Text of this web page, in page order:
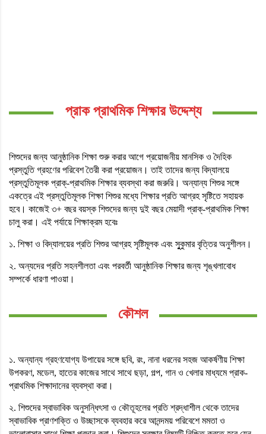
প্রাক প্রাথমিক শিক্ষার উদ্দেশ্য
শিশুদের জন্য আনুষ্ঠানিক শিক্ষা শুরু করার আগে প্রয়োজনীয় মানসিক ও দৈহিক
প্রস্তুতি গ্রহণের পরিবেশ তৈরী করা প্রয়োজন। তাই তাদের জন্য বিদ্যালয়ে
প্রস্তুতিমূলক প্রাক্-প্রাথমিক শিক্ষার ব্যবস্থা করা জরুরি। অন্যান্য শিশুর সঙ্গে
একত্রে এই প্রস্তুতিমূলক শিক্ষা শিশুর মধ্যে শিক্ষার প্রতি আগ্রহ সৃষ্টিতে সহায়ক
হবে। কাজেই ৩+ বছর বয়স্ক শিশুদের জন্য দুই বছর মেয়াদী প্রাক্-প্রাথমিক শিক্ষা
চালু করা। এই পর্যায়ে শিক্ষাক্রম হবেঃ
১. শিক্ষা ও বিদ্যালয়ের প্রতি শিশুর আগ্রহ সৃষ্টিমূলক এবং সুুকুমার বৃত্তির অনুশীলন।
২. অন্যদের প্রতি সহনশীলতা এবং পরবর্তী আনুষ্ঠানিক শিক্ষার জন্য শৃঙ্খলাবোধ
সম্পর্কে ধারণা পাওয়া।
কৌশল
১. অন্যান্য গ্রহণযোগ্য উপায়ের সঙ্গে ছবি, রং, নানা ধরনের সহজ আকর্ষণীয় শিক্ষা
উপকরণ, মডেল, হাতের কাজের সাথে সাথে ছড়া, গল্প, গান ও খেলার মাধ্যমে প্রাক-
প্রাথমিক শিক্ষাদানের ব্যবস্থা করা।
২. শিশুদের স্বাভাবিক অনুসন্ধিৎসা ও কৌতূহলের প্রতি শ্রদ্ধাশীল থেকে তাদের
স্বাভাবিক প্রাণশক্তি ও উচ্ছাসকে ব্যবহার করে আনন্দময় পরিবেশে মমতা ও